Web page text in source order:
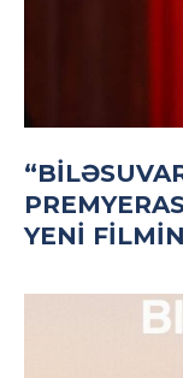
YENI